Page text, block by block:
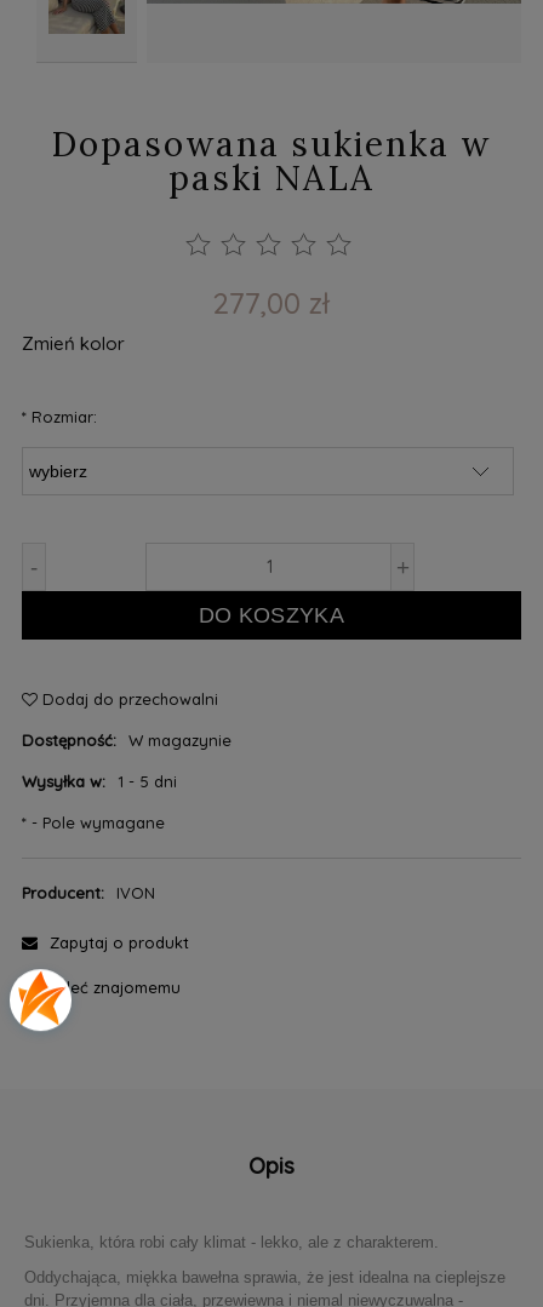
Dopasowana sukienka w
paski NALA
277,00 zł
Zmień kolor
*Rozmiar:
- +
DO KOSZYKA
Dodaj do przechowalni
Dostępność: W magazynie
Wysyłka w: 1 - 5 dni
*- Pole wymagane
Producent: IVON
Zapytaj o produkt
poleć znajomemu
Opis
Sukienka, która robi cały klimat - lekko, ale z charakterem.
Oddychająca, miękka bawełna sprawia, że jest idealna na cieplejsze
dni. Przyjemna dla ciała, przewiewna i niemal niewyczuwalna -